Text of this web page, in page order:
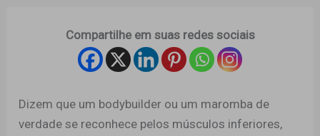
Compartilhe em suas redes sociais
Dizem que um bodybuilder ou um maromba de
verdade se reconhece pelos músculos inferiores,